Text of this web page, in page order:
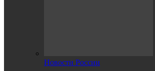
Новости России